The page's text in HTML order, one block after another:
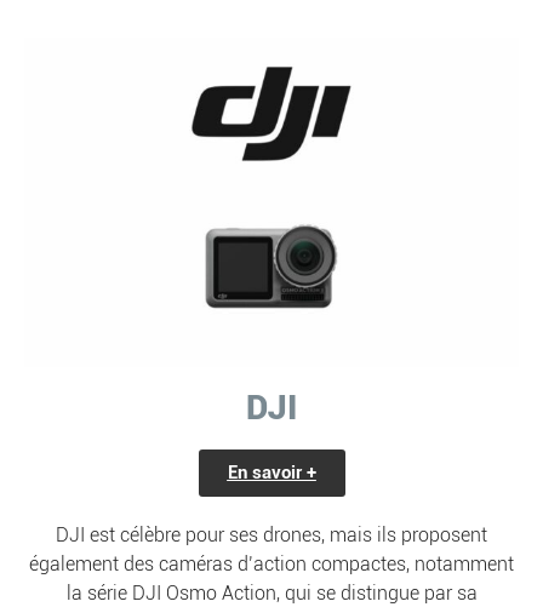
DJI
En savoir +
DJI est célèbre pour ses drones, mais ils proposent
également des caméras d’action compactes, notamment
la série DJI Osmo Action, qui se distingue par sa